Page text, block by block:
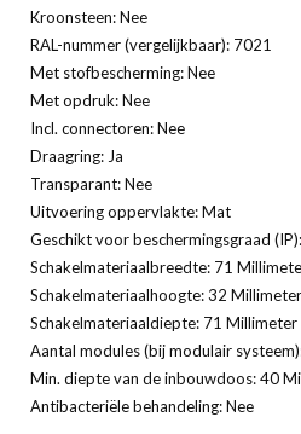
Kroonsteen: Nee
RAL-nummer (vergelijkbaar): 7021
Met stofbescherming: Nee
Met opdruk: Nee
Incl. connectoren: Nee
Draagring: Ja
Transparant: Nee
Uitvoering oppervlakte: Mat
Geschikt voor beschermingsgraad
Schakelmateriaalbreedte: 71
Schakelmateriaalhoogte: 32
Schakelmateriaaldiepte: 71 Millimeter
Aantal modules (bij modulair
Min. diepte van de inbouwdoos: 40
Antibacteriële behandeling: Nee